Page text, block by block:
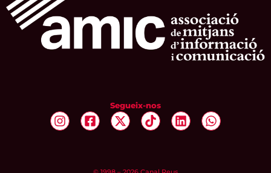
Segueix-nos